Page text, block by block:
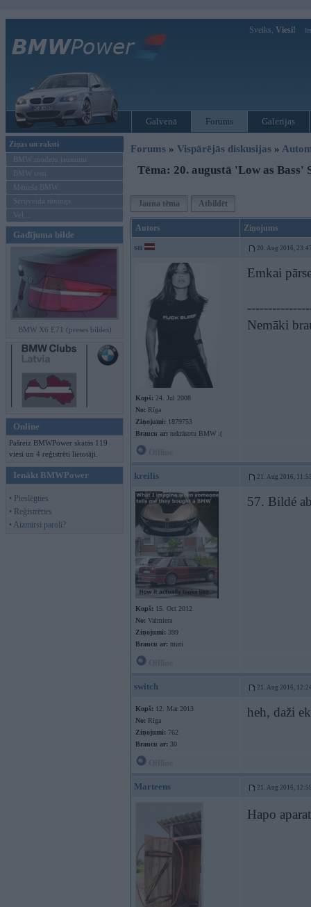
Sveiks, Viesi!
Galvenā Forums Galerijas
Ziņas un raksti
BMW modeļu jaunumi
BMW testi
Mēneša BMW
Sērijveida tūnings
Vel...
Gadījuma bilde
BMW X6 E71 (preses bildes)
Online
Pašreiz BMWPower skatās 119
viesi un 4 reģistrēti lietotāji.
Ienākt BMWPower
• Pieslēgties
• Reģistrēties
• Aizmirsi paroli?
Forums » Vispārējās diskusijas »
Tēma: 20. augustā 'Low as Bass'
Jauna tēma Atbildēt
Autors Ziņojums
sn 20. Aug 2016,
Kopš: 24. Jul 2008
No: Rīga
Ziņojumi: 1879753
Braucu ar: nekrāsotu BMW :(
Emkai
Nemāki
kreilis 21. Aug 2016,
Kopš: 15. Oct 2012
No: Valmiera
Ziņojumi: 399
Braucu ar: muti
57. Bildé
switch 21. Aug 2016,
Kopš: 12. Mar 2013
No: Rīga
Ziņojumi: 762
Braucu ar: 30
heh, daži
Marteens 21. Aug 2016,
Hapo